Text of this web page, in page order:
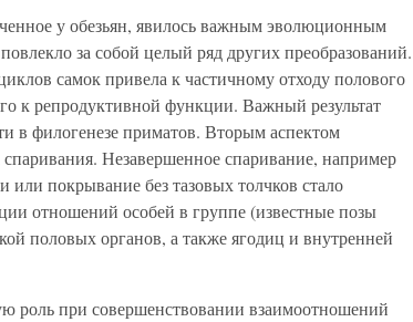
у обезьян, явилось важным эволюционным
за собой целый ряд других преобразований.
самок привела к частичному отходу полового
к репродуктивной функции. Важный результат
в филогенезе приматов. Вторым аспектом
Незавершенное спаривание, например
или покрывание без тазовых толчков стало
отношений особей в группе (известные позы
половых органов, а также ягодиц и внутренней
роль при совершенствовании взаимоотношений